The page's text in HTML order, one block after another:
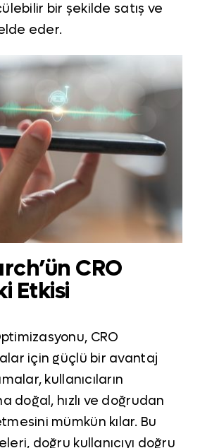
bir şekilde satış ve
eder.
CRO
Etkisi
CRO
için güçlü bir avantaj
kullanıcıların
doğal, hızlı ve doğrudan
mümkün kılar. Bu
doğru kullanıcıyı doğru